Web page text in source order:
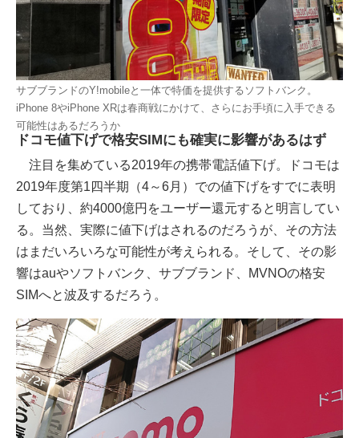
サブブランドのY!mobileと一体で特価を提供するソフトバンク。
iPhone 8やiPhone XRは春商戦にかけて、さらにお手頃に入手できる
可能性はあるだろうか
ドコモ値下げで格安SIMにも確実に影響があるはず
注目を集めている2019年の携帯電話値下げ。ドコモは
2019年度第1四半期（4～6月）での値下げをすでに表明
しており、約4000億円をユーザー還元すると明言してい
る。当然、実際に値下げはされるのだろうが、その方法
はまだいろいろな可能性が考えられる。そして、その影
響はauやソフトバンク、サブブランド、MVNOの格安
SIMへと波及するだろう。